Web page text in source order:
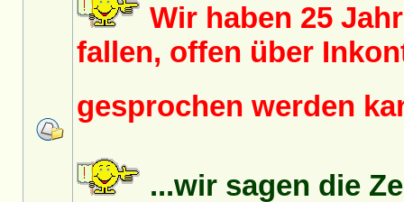
Wir haben 25
fallen, offen über
gesprochen werden
...wir sagen die